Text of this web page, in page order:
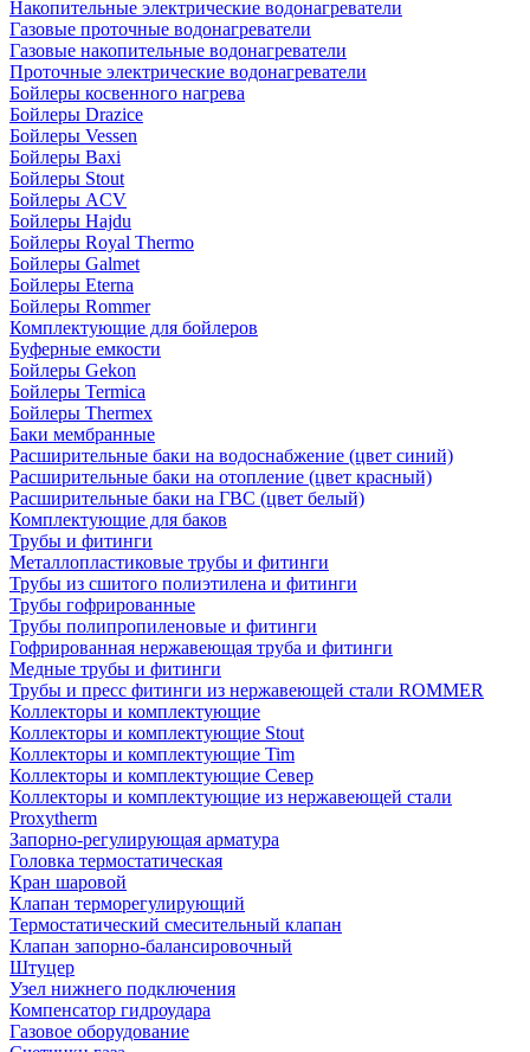
Накопительные электрические водонагреватели
Газовые проточные водонагреватели
Газовые накопительные водонагреватели
Проточные электрические водонагреватели
Бойлеры косвенного нагрева
Бойлеры Drazice
Бойлеры Vessen
Бойлеры Baxi
Бойлеры Stout
Бойлеры ACV
Бойлеры Hajdu
Бойлеры Royal Thermo
Бойлеры Galmet
Бойлеры Eterna
Бойлеры Rommer
Комплектующие для бойлеров
Буферные емкости
Бойлеры Gekon
Бойлеры Termica
Бойлеры Thermex
Баки мембранные
Расширительные баки на водоснабжение (цвет синий)
Расширительные баки на отопление (цвет красный)
Расширительные баки на ГВС (цвет белый)
Комплектующие для баков
Трубы и фитинги
Металлопластиковые трубы и фитинги
Трубы из сшитого полиэтилена и фитинги
Трубы гофрированные
Трубы полипропиленовые и фитинги
Гофрированная нержавеющая труба и фитинги
Медные трубы и фитинги
Трубы и пресс фитинги из нержавеющей стали ROMMER
Коллекторы и комплектующие
Коллекторы и комплектующие Stout
Коллекторы и комплектующие Tim
Коллекторы и комплектующие Север
Коллекторы и комплектующие из нержавеющей стали
Proxytherm
Запорно-регулирующая арматура
Головка термостатическая
Кран шаровой
Клапан терморегулирующий
Термостатический смесительный клапан
Клапан запорно-балансировочный
Штуцер
Узел нижнего подключения
Компенсатор гидроудара
Газовое оборудование